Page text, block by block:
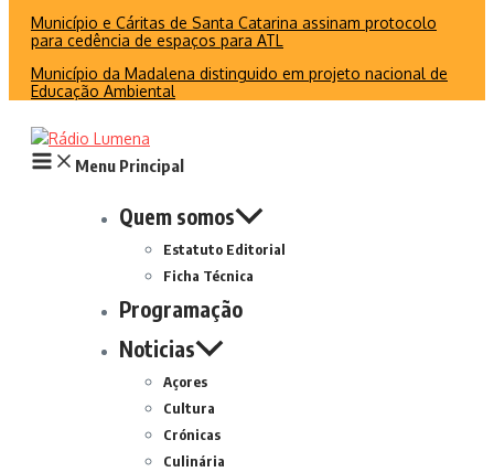
Município e Cáritas de Santa Catarina assinam protocolo
para cedência de espaços para ATL
Município da Madalena distinguido em projeto nacional de
Educação Ambiental
Menu Principal
Quem somos
Estatuto Editorial
Ficha Técnica
Programação
Noticias
Açores
Cultura
Crónicas
Culinária